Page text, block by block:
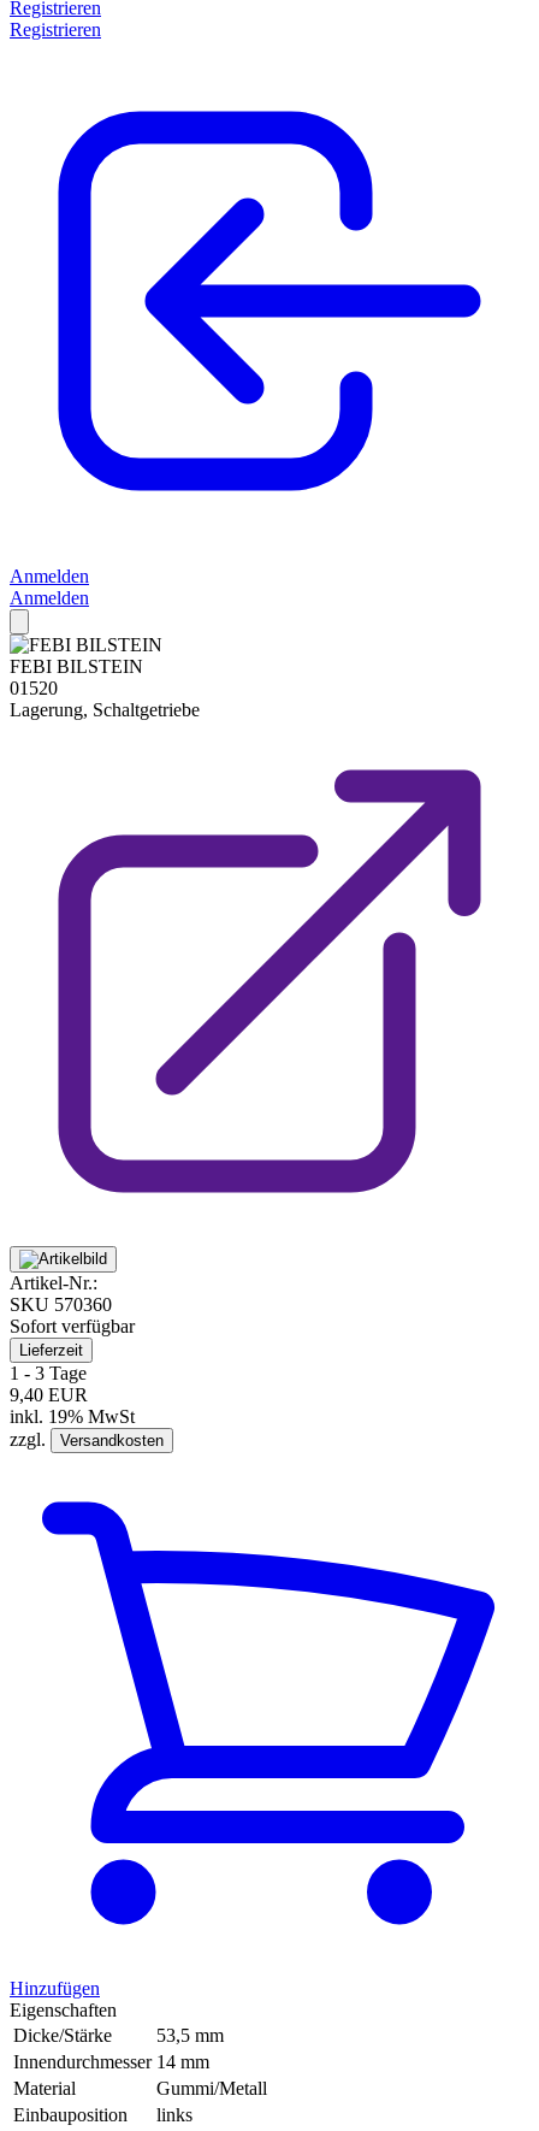
Registrieren
Registrieren
Anmelden
Anmelden
FEBI BILSTEIN
01520
Lagerung, Schaltgetriebe
Artikel-Nr.:
SKU 570360
Sofort verfügbar
Lieferzeit
1 - 3 Tage
9,40 EUR
inkl. 19% MwSt
zzgl.
Versandkosten
Hinzufügen
Eigenschaften
Dicke/Stärke
53,5 mm
Innendurchmesser 14 mm
Material
Gummi/Metall
Einbauposition
links